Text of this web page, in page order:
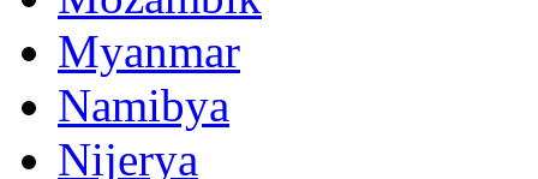
Myanmar
Namibya
Nijerya